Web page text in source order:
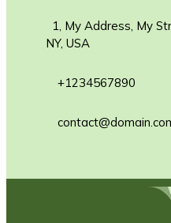
1, My Address, My
NY, USA
+1234567890